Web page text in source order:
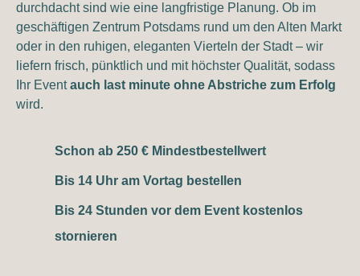
durchdacht sind wie eine langfristige Planung. Ob im
geschäftigen Zentrum Potsdams rund um den Alten Markt
oder in den ruhigen, eleganten Vierteln der Stadt – wir
liefern frisch, pünktlich und mit höchster Qualität, sodass
Ihr Eventauch last minute ohne Abstriche zum Erfolg
wird.
Schon ab 250 € Mindestbestellwert
Bis 14 Uhr am Vortag bestellen
Bis 24 Stunden vor dem Event kostenlos
stornieren